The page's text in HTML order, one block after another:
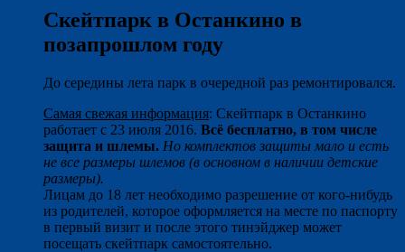
Скейтпарк в Останкино в
позапрошлом году
До середины лета парк в очередной раз ремонтировался.
Самая свежая информация: Скейтпарк в Останкино
работает с 23 июля 2016. Всё бесплатно, в том числе
защита и шлемы. Но комплектов защиты мало и есть
не все размеры шлемов (в основном в наличии детские
размеры).
Лицам до 18 лет необходимо разрешение от кого-нибудь
из родителей, которое оформляется на месте по паспорту
в первый визит и после этого тинэйджер может
посещать скейтпарк самостоятельно.